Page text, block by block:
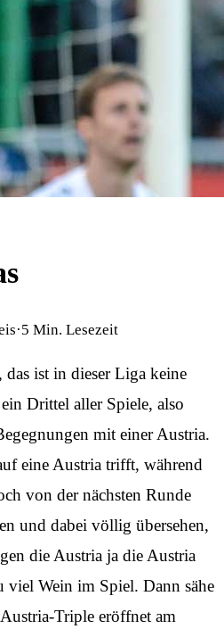
·5 Min. Lesezeit
ist in dieser Liga keine
Drittel aller Spiele, also
mit einer Austria.
eine Austria trifft, während
von der nächsten Runde
und dabei völlig übersehen,
die Austria ja die Austria
viel Wein im Spiel. Dann sähe
Triple eröffnet am